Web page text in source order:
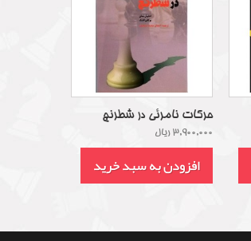
حرکات نامرئی در شطرنج
3,900,000 ریال
افزودن به سبد خرید